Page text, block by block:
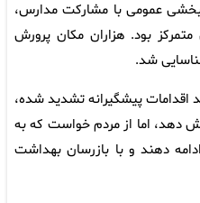
عمومی با مشارکت مدارس،
بود. هزاران مکان پرورش
شد.
اقدامات پیشگیرانه تشدید شده،
دهد، اما از مردم خواست که به
دهند و با بازرسان بهداشت